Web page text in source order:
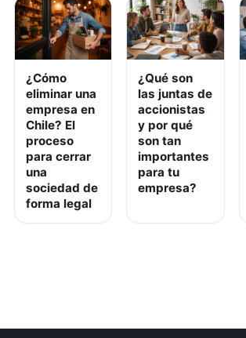
¿Cómo
eliminar una
empresa en
Chile? El
proceso
para cerrar
una
sociedad de
forma legal
¿Qué son
las juntas de
accionistas
y por qué
son tan
importantes
para tu
empresa?